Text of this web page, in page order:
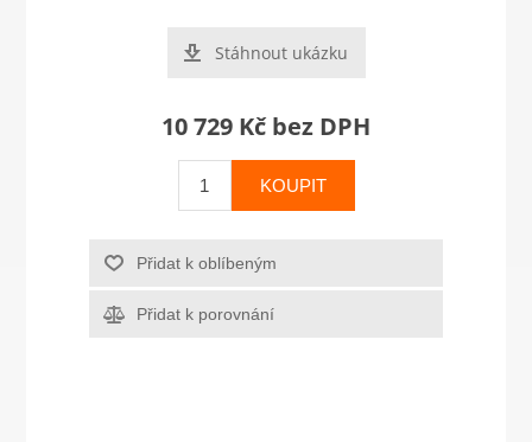
Stáhnout ukázku
10 729 Kč bez DPH
KOUPIT
Přidat k oblíbeným
Přidat k porovnání